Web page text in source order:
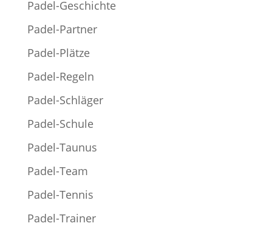
Padel-Geschichte
Padel-Partner
Padel-Plätze
Padel-Regeln
Padel-Schläger
Padel-Schule
Padel-Taunus
Padel-Team
Padel-Tennis
Padel-Trainer